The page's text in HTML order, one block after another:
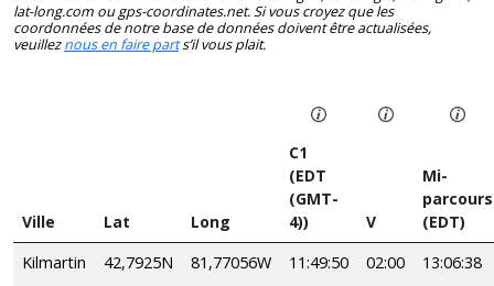
lat-long.com ou gps-coordinates.net. Si vous croyez que les
coordonnées de notre base de données doivent être actualisées,
veuilleznous en faire parts’il vous plait.
Ville Lat Long
C1
(EDT
(GMT-
4))
V
Mi-
parcours
(EDT)
Kilmartin
42,7925N 81,77056W 11:49:50 02:00 13:06:38